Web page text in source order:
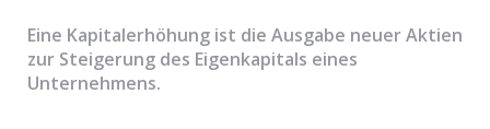
Eine Kapitalerhöhung ist die Ausgabe neuer Aktien
zur Steigerung des Eigenkapitals eines
Unternehmens.